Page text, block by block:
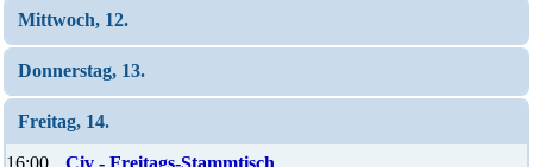
Mittwoch, 12.
Donnerstag, 13.
Freitag, 14.
16:00 Civ - Freitags-Stammtisch